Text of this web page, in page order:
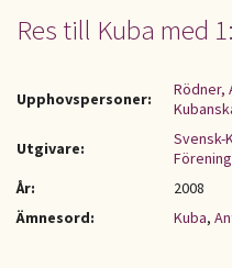
Res till Kuba med
Upphovspersoner: Rödner,
Utgivare:
Svensk-
År:
2008
Ämnesord:
Kuba,